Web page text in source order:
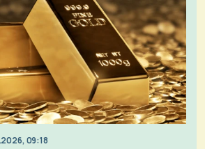
09:18